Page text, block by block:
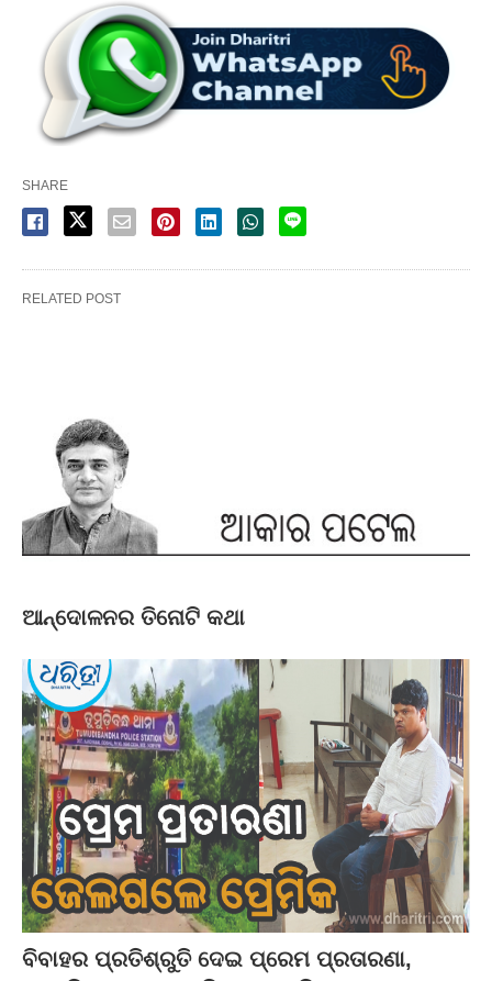
SHARE
RELATED POST
ଆନ୍ଦୋଳନର ତିନୋଟି କଥା
ବିବାହର ପ୍ରତିଶ୍ରୁତି ଦେଇ ପ୍ରେମ ପ୍ରତାରଣା,